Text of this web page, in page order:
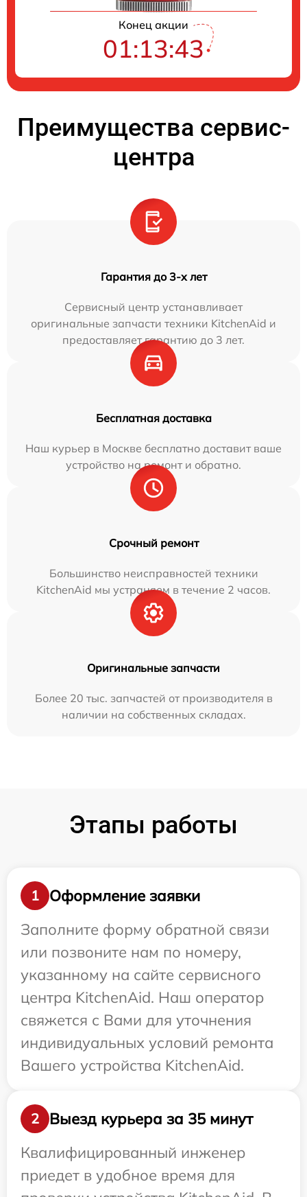
Конец акции
01:13:42
Преимущества сервис-
центра
Гарантия до 3-х лет
Сервисный центр устанавливает
оригинальные запчасти техники KitchenAid и
предоставляет гарантию до 3 лет.
Бесплатная доставка
Наш курьер в Москве бесплатно доставит ваше
устройство на ремонт и обратно.
Срочный ремонт
Большинство неисправностей техники
KitchenAid мы устраняем в течение 2 часов.
Оригинальные запчасти
Более 20 тыс. запчастей от производителя в
наличии на собственных складах.
Этапы работы
1
Оформление заявки
Заполните форму обратной связи
или позвоните нам по номеру,
указанному на сайте сервисного
центра KitchenAid. Наш оператор
свяжется с Вами для уточнения
индивидуальных условий ремонта
Вашего устройства KitchenAid.
2
Выезд курьера за 35 минут
Квалифицированный инженер
приедет в удобное время для